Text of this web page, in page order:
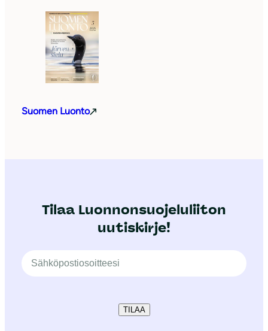
Suomen Luonto
Tilaa Luonnonsuojeluliiton
uutiskirje!
TILAA